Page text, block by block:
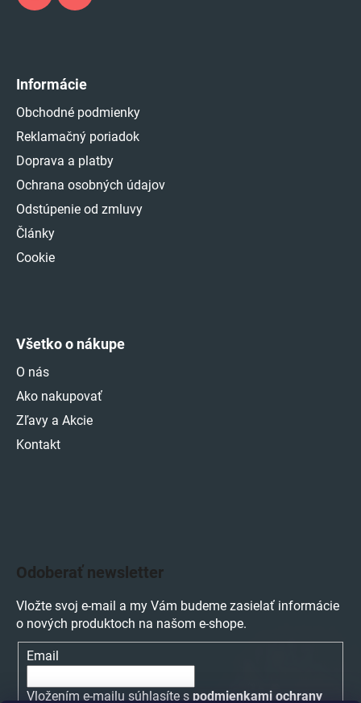
Informácie
Obchodné podmienky
Reklamačný poriadok
Doprava a platby
Ochrana osobných údajov
Odstúpenie od zmluvy
Články
Cookie
Všetko o nákupe
O nás
Ako nakupovať
Zľavy a Akcie
Kontakt
Odoberať newsletter
Vložte svoj e-mail a my Vám budeme zasielať informácie
o nových produktoch na našom e-shope.
Email
Vložením e-mailu súhlasíte s podmienkami ochrany